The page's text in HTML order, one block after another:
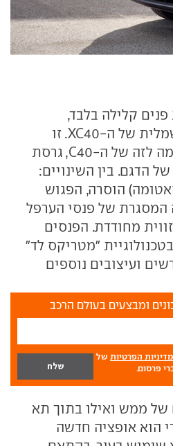
קלילה בלבד,
שמתרכזת בגרסה החשמלית של ה-XC40. זו
מקבלת עיצוב חזית דומה לזה של ה-C40, גרסת
הדגם. בין השינויים:
הוסרה, הפגוש
המסגרת של פנסי הערפל
מחודדת. הפנסים
"מטריקס לד"
ועיצובים נוספים
ומבצעים בעולם הרכב
הפרטיות של
של ממש ואילו בתוך תא
הוא אופציה חדשה